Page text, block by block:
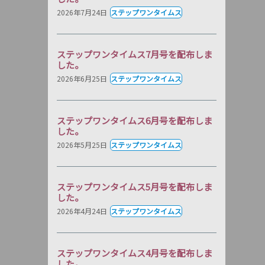
2026年7月24日 ステップワンタイムス
ステップワンタイムス7月号を配布しま
した。
2026年6月25日 ステップワンタイムス
ステップワンタイムス6月号を配布しま
した。
2026年5月25日 ステップワンタイムス
ステップワンタイムス5月号を配布しま
した。
2026年4月24日 ステップワンタイムス
ステップワンタイムス4月号を配布しま